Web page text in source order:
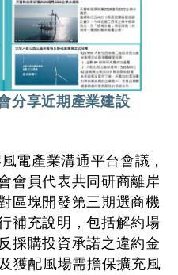
分享近期產業建設
電產業溝通平台會議，
會員代表共同研商離岸
區塊開發第三期選商機
補充說明，包括解約場
採購投資承諾之違約金
獲配風場需擔保擴充風